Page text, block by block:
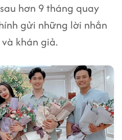
hơn 9 tháng quay
gửi những lời nhắn
khán giả.